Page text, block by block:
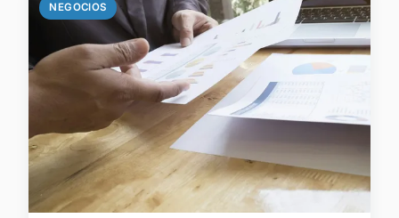
NEGOCIOS